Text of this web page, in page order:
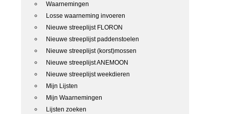
Waarnemingen
Losse waarneming invoeren
Nieuwe streeplijst FLORON
Nieuwe streeplijst paddenstoelen
Nieuwe streeplijst (korst)mossen
Nieuwe streeplijst ANEMOON
Nieuwe streeplijst weekdieren
Mijn Lijsten
Mijn Waarnemingen
Lijsten zoeken